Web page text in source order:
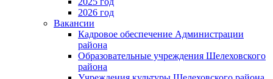
2026 год
Вакансии
Кадровое обеспечение Администрации
района
Образовательные учреждения Шелеховского
района